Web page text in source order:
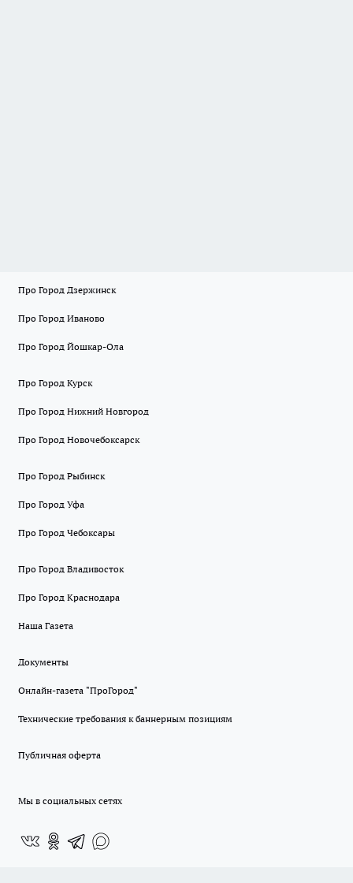
Про Город Дзержинск
Про Город Иваново
Про Город Йошкар-Ола
Про Город Курск
Про Город Нижний Новгород
Про Город Новочебоксарск
Про Город Рыбинск
Про Город Уфа
Про Город Чебоксары
Про Город Владивосток
Про Город Краснодара
Наша Газета
Документы
Онлайн-газета "ПроГород"
Технические требования к баннерным позициям
Публичная оферта
Мы в социальных сетях